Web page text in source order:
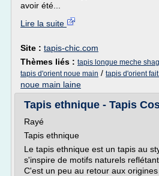
avoir été...
Lire la suite
Site : tapis-chic.com
Thèmes liés : tapis longue meche
tapis d'orient noue main / tapis d'orient
noue main laine
Tapis ethnique - Tapis
Rayé
Tapis ethnique
Le tapis ethnique est un tapis au
s'inspire de motifs naturels
C'est un peu au retour aux